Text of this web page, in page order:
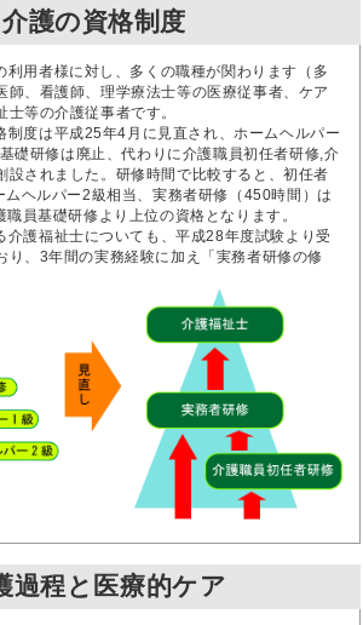
介護の資格制度
利用者様に対し、多くの職種が関わります（多
師、看護師、理学療法士等の医療従事者、ケア
等の介護従事者です。
制度は平成25年4月に見直され、ホームヘルパー
礎研修は廃止、代わりに介護職員初任者研修,介
設されました。研修時間で比較すると、初任者
ヘルパー2級相当、実務者研修（450時間）は
員基礎研修より上位の資格となります。
介護福祉士についても、平成28年度試験より受
り、3年間の実務経験に加え「実務者研修の修
過程と医療的ケア